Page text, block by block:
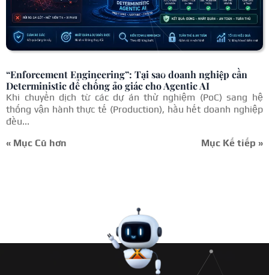
“Enforcement Engineering”: Tại sao doanh nghiệp cần
Deterministic để chống ảo giác cho Agentic AI
Khi chuyển dịch từ các dự án thử nghiệm (PoC) sang hệ
thống vận hành thực tế (Production), hầu hết doanh nghiệp
đều...
« Mục Cũ hơn
Mục Kế tiếp »